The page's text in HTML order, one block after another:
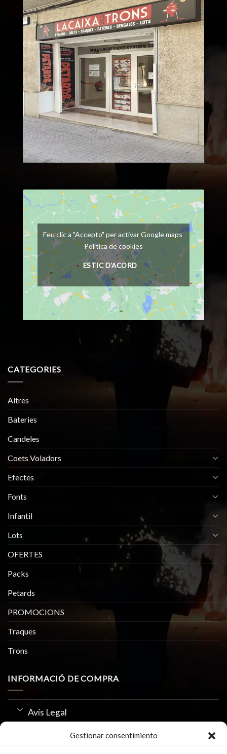
Gestionar consentimiento
Feu clic a "Accepto" per activar Google maps
Política de cookies
ESTIC D'ACORD
CATEGORIES
Altres
Bateries
Candeles
Coets Voladors
Efectes
Fonts
Infantil
Lots
OFERTES
Packs
Petards
PROMOCIONS
Traques
Trons
INFORMACIÓ DE COMPRA
Avís Legal
Política de Privacitat